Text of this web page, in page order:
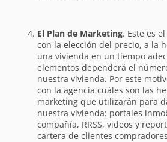
El Plan de Marketing. Este es
con la elección del precio, a la
una vivienda en un tiempo
elementos dependerá el
nuestra vivienda. Por este
con la agencia cuáles son las
marketing que utilizarán para
nuestra vivienda: portales
compañía, RRSS, videos y
cartera de clientes